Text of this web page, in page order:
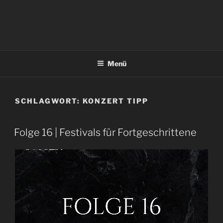
Menü
SCHLAGWORT: KONZERT TIPP
Folge 16 | Festivals für Fortgeschrittene